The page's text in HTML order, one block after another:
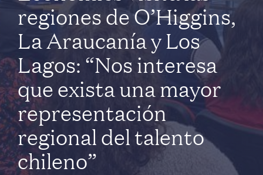
regiones de O’Higgins,
La Araucanía y Los
Lagos: “Nos interesa
que exista una mayor
representación
regional del talento
chileno”